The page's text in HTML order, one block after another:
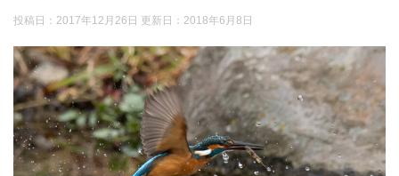
投稿日：2017年12月26日 更新日： 2018年6月8日